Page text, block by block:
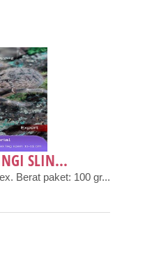
SLIN...
Berat paket: 100 gr...